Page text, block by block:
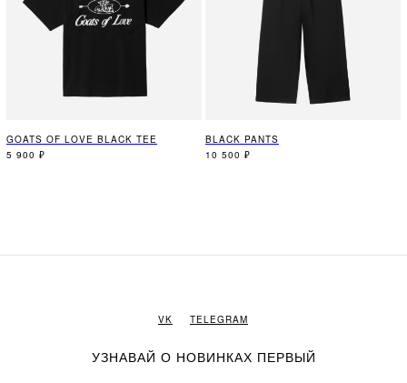
GOATS OF LOVE BLACK TEE
5 900 ₽
BLACK PANTS
10 500 ₽
УЗНАВАЙ О НОВИНКАХ ПЕРВЫЙ
VK TELEGRAM